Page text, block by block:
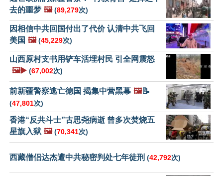
去的噩梦 🖼️ (89,279次)
因相信中共回国付出了代价 认清中共飞回
美国 🖼️ (45,229次)
山西原村支书用铲车活埋村民 引全网震怒
🖼️▶️ (67,002次)
前新疆警察逃亡德国 揭集中营黑幕 🖼️📝
(47,801次)
香港“反共斗士”古思尧病逝 曾多次焚烧五
星旗入狱 🖼️ (70,341次)
西藏僧侣达杰遭中共秘密判处七年徒刑 (42,792次)